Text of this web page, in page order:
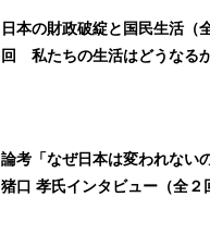
日本の財政破綻と国民生活（
回 私たちの生活はどうなる
論考「なぜ日本は変われ
猪口 孝氏インタビュー（全２